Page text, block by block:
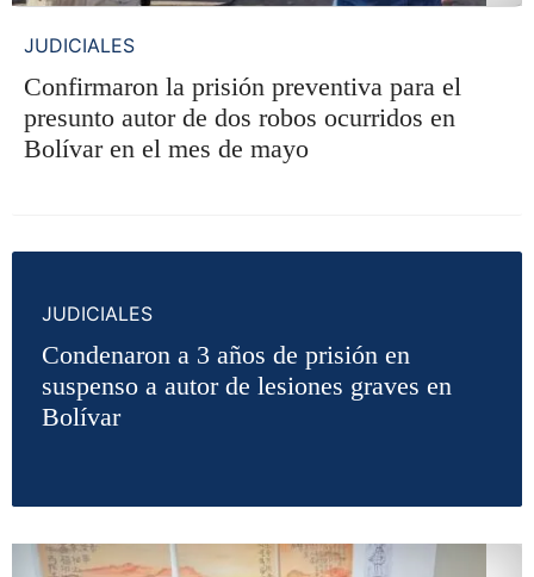
JUDICIALES
Confirmaron la prisión preventiva para el
presunto autor de dos robos ocurridos en
Bolívar en el mes de mayo
JUDICIALES
Condenaron a 3 años de prisión en
suspenso a autor de lesiones graves en
Bolívar